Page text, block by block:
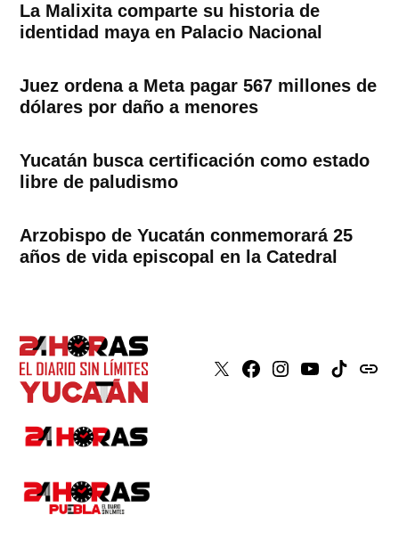
La Malixita comparte su historia de
identidad maya en Palacio Nacional
Juez ordena a Meta pagar 567 millones de
dólares por daño a menores
Yucatán busca certificación como estado
libre de paludismo
Arzobispo de Yucatán conmemorará 25
años de vida episcopal en la Catedral
X Faceboook
Instagram
YoutubeTiktokissuu